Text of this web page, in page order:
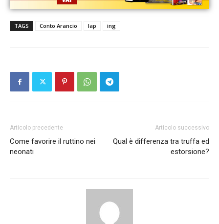
TAGS Conto Arancio Iap ing
Articolo precedente
Come favorire il ruttino nei
neonati
Articolo successivo
Qual è differenza tra truffa ed
estorsione?